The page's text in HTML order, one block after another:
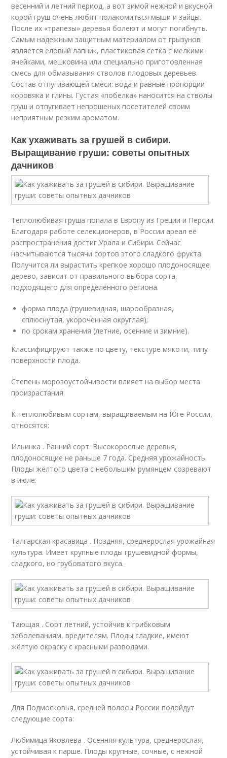
весенний и летний период, а вот зимой нежной и вкусной
корой груш очень любят полакомиться мыши и зайцы.
После их «трапезы» деревья болеют и могут погибнуть.
Самым надежным защитным материалом от грызунов
является еловый лапник, пластиковая сетка с мелкими
ячейками, мешковина или специально приготовленная
смесь для обмазывания стволов плодовых деревьев.
Состав отпугивающей смеси: вода и равные пропорции
коровяка и глины. Густая «побелка» наносится на стволы
груш и отпугивает непрошеных посетителей своим
неприятным резким ароматом.
Как ухаживать за грушей в сибири.
Выращивание груши: советы опытных
дачников
Теплолюбивая груша попала в Европу из Греции и Персии.
Благодаря работе селекционеров, в России ареал её
распространения достиг Урала и Сибири. Сейчас
насчитываются тысячи сортов этого сладкого фрукта.
Получится ли вырастить крепкое хорошо плодоносящее
дерево, зависит от правильного выбора сорта,
подходящего для определённого региона.
форма плода (грушевидная, шарообразная,
сплюснутая, укороченная округлая);
по срокам хранения (летние, осенние и зимние).
Классифицируют также по цвету, текстуре мякоти, типу
поверхности плода.
Степень морозоустойчивости влияет на выбор места
произрастания.
К теплолюбивым сортам, выращиваемым на Юге России,
относятся:
Ильинка . Ранний сорт. Высокорослые деревья,
плодоносящие не раньше 7 года. Средняя урожайность.
Плоды жёлтого цвета с небольшим румянцем созревают
в июле.
Талгарская красавица . Поздняя, среднерослая урожайная
культура. Имеет крупные плоды грушевидной формы,
сладкого, но грубоватого вкуса.
Тающая . Сорт летний, устойчив к грибковым
заболеваниям, вредителям. Плоды сладкие, имеют
жёлтую окраску с красными разводами.
Для Подмосковья, средней полосы России подойдут
следующие сорта:
Любимица Яковлева . Осенняя культура, среднерослая,
устойчивая к парше. Плоды крупные, сочные, с нежной